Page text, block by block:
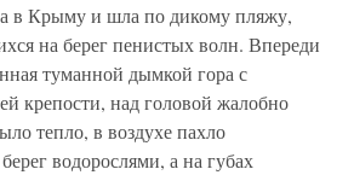
в Крыму и шла по дикому пляжу,
на берег пенистых волн. Впереди
туманной дымкой гора с
крепости, над головой жалобно
тепло, в воздухе пахло
водорослями, а на губах